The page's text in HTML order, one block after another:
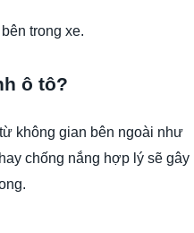
trong xe.
ô tô?
không gian bên ngoài như
chống nắng hợp lý sẽ gây